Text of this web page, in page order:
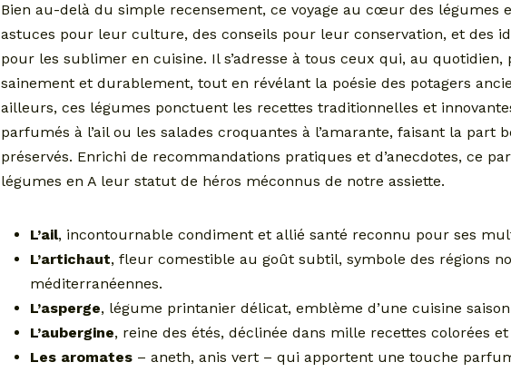
Bien au-delà du simple recensement, ce voyage au cœur des légumes
astuces pour leur culture, des conseils pour leur conservation, et des
pour les sublimer en cuisine. Il s’adresse à tous ceux qui, au
sainement et durablement, tout en révélant la poésie des potagers
ailleurs, ces légumes ponctuent les recettes traditionnelles et
parfumés à l’ail ou les salades croquantes à l’amarante, faisant la part
préservés. Enrichi de recommandations pratiques et d’anecdotes, ce
légumes en A leur statut de héros méconnus de notre assiette.
L’ail, incontournable condiment et allié santé reconnu pour ses
L’artichaut, fleur comestible au goût subtil, symbole des régions
méditerranéennes.
L’asperge, légume printanier délicat, emblème d’une cuisine
L’aubergine, reine des étés, déclinée dans mille recettes colorées
Les aromates – aneth, anis vert – qui apportent une touche